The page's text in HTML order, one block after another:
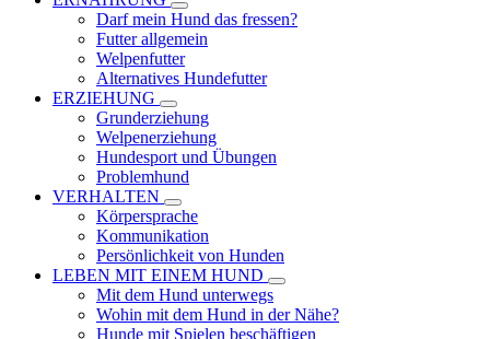
Darf mein Hund das fressen?
Futter allgemein
Welpenfutter
Alternatives Hundefutter
ERZIEHUNG
Grunderziehung
Welpenerziehung
Hundesport und Übungen
Problemhund
VERHALTEN
Körpersprache
Kommunikation
Persönlichkeit von Hunden
LEBEN MIT EINEM HUND
Mit dem Hund unterwegs
Wohin mit dem Hund in der Nähe?
Hunde mit Spielen beschäftigen